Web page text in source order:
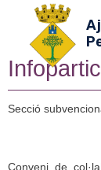
Secció
Conveni de